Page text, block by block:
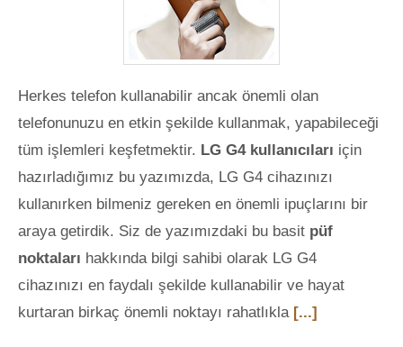
Herkes telefon kullanabilir ancak önemli olan
telefonunuzu en etkin şekilde kullanmak, yapabileceği
tüm işlemleri keşfetmektir. LG G4 kullanıcıları için
hazırladığımız bu yazımızda, LG G4 cihazınızı
kullanırken bilmeniz gereken en önemli ipuçlarını bir
araya getirdik. Siz de yazımızdaki bu basit püf
noktaları hakkında bilgi sahibi olarak LG G4
cihazınızı en faydalı şekilde kullanabilir ve hayat
kurtaran birkaç önemli noktayı rahatlıkla [...]